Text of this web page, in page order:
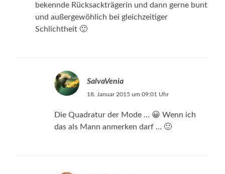
bekennde Rücksackträgerin und dann gerne bunt
und außergewöhlich bei gleichzeitiger
Schlichtheit 🙂
SalvaVenia
18. Januar 2015 um 09:01 Uhr
Die Quadratur der Mode … 😀 Wenn ich
das als Mann anmerken darf … 🙂